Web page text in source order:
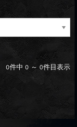
0件中 0 ～ 0件目表示